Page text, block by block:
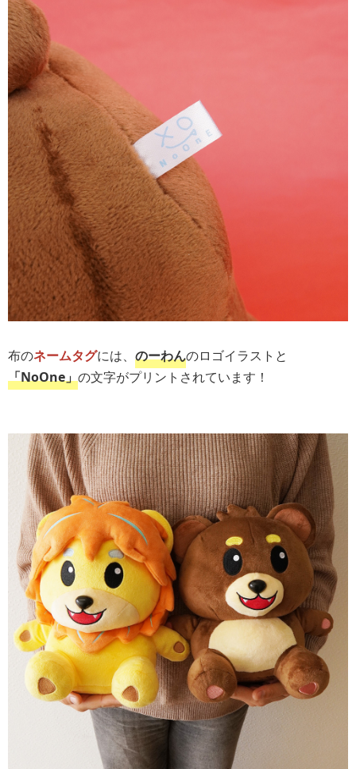
布のネームタグには、 のーわんのロゴイラストと
「NoOne」の文字がプリントされています！